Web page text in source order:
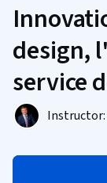
design,
service
Instructor: